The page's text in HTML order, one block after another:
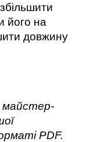
його на
довжину
майстер-
PDF.